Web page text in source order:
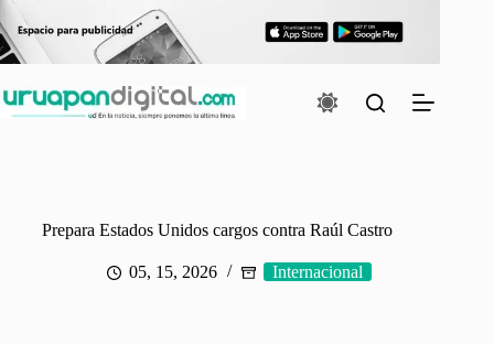
al
contenido
Prepara Estados Unidos cargos contra Raúl Castro
05, 15, 2026 Internacional